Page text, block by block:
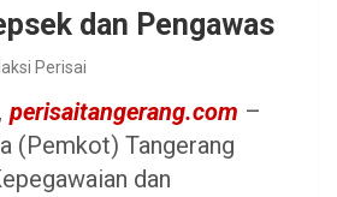
dan Pengawas
Perisai
perisaitangerang.com –
(Pemkot) Tangerang
dan